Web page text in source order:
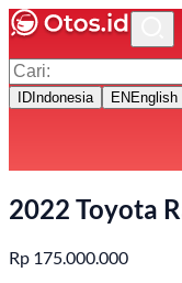
ID Indonesia EN English
2022 Toyota
Rp 175.000.000